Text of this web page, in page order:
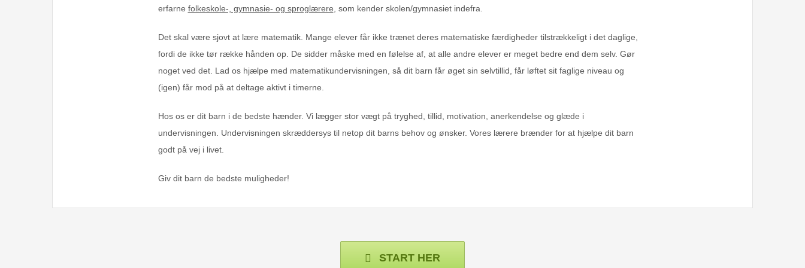
erfarne folkeskole-, gymnasie- og sproglærere, som kender skolen/gymnasiet indefra.
Det skal være sjovt at lære matematik. Mange elever får ikke trænet deres matematiske færdigheder tilstrækkeligt i det daglige,
fordi de ikke tør række hånden op. De sidder måske med en følelse af, at alle andre elever er meget bedre end dem selv. Gør
noget ved det. Lad os hjælpe med matematikundervisningen, så dit barn får øget sin selvtillid, får løftet sit faglige niveau og
(igen) får mod på at deltage aktivt i timerne.
Hos os er dit barn i de bedste hænder. Vi lægger stor vægt på tryghed, tillid, motivation, anerkendelse og glæde i
undervisningen. Undervisningen skræddersys til netop dit barns behov og ønsker. Vores lærere brænder for at hjælpe dit barn
godt på vej i livet.
Giv dit barn de bedste muligheder!
START HER